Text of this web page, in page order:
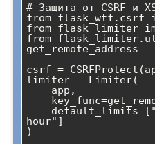
# Защита от CSRF и
from flask_wtf.csrf
from flask_limiter
from
get_remote_address
csrf =
limiter = Limiter(
hour"]
)